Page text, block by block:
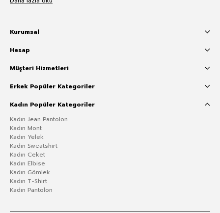
Kurumsal
Hesap
Müşteri Hizmetleri
Erkek Popüler Kategoriler
Kadın Popüler Kategoriler
Kadın Jean Pantolon
Kadın Mont
Kadın Yelek
Kadın Sweatshirt
Kadın Ceket
Kadın Elbise
Kadın Gömlek
Kadın T-Shirt
Kadın Pantolon